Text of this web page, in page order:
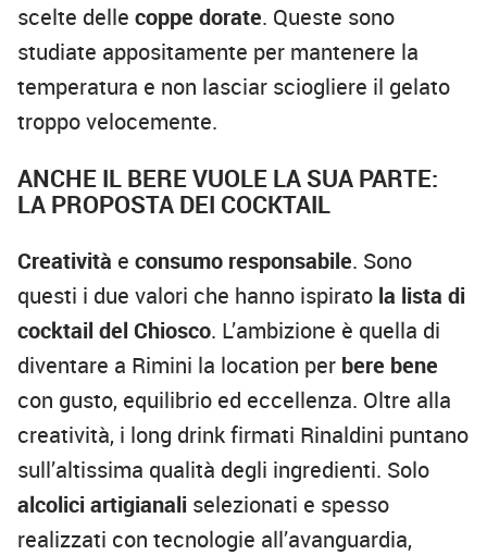
scelte delle coppe dorate. Queste sono
studiate appositamente per mantenere la
temperatura e non lasciar sciogliere il gelato
troppo velocemente.
ANCHE IL BERE VUOLE LA SUA PARTE:
LA PROPOSTA DEI COCKTAIL
Creatività e consumo responsabile. Sono
questi i due valori che hanno ispirato la lista di
cocktail del Chiosco. L’ambizione è quella di
diventare a Rimini la location per bere bene
con gusto, equilibrio ed eccellenza. Oltre alla
creatività, i long drink firmati Rinaldini puntano
sull’altissima qualità degli ingredienti. Solo
alcolici artigianali selezionati e spesso
realizzati con tecnologie all’avanguardia,